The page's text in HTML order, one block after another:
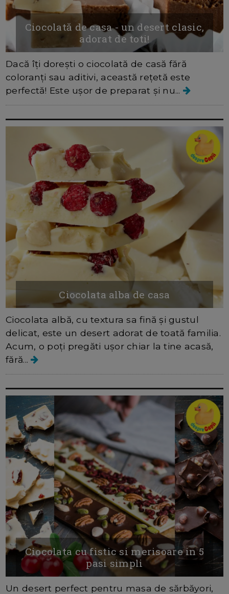
Ciocolată de casa - un desert clasic,
adorat de toti!
Dacă îți dorești o ciocolată de casă fără
coloranți sau aditivi, această rețetă este
perfectă! Este ușor de preparat și nu...
Ciocolata alba de casa
Ciocolata albă, cu textura sa fină și gustul
delicat, este un desert adorat de toată familia.
Acum, o poți pregăti ușor chiar la tine acasă,
fără...
Ciocolata cu fistic si merisoare in 5
pasi simpli
Un desert perfect pentru masa de sărbăyori,